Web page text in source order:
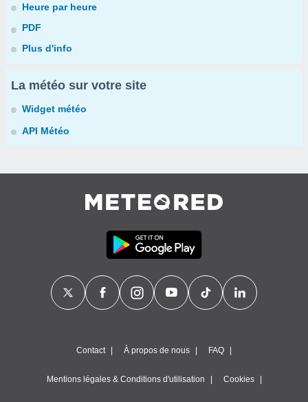
Heure par heure
PDF
Plus d'info
La météo sur votre site
Widget météo
API Météo
Contact À propos de nous FAQ
Mentions légales & Conditions d'utilisation Cookies